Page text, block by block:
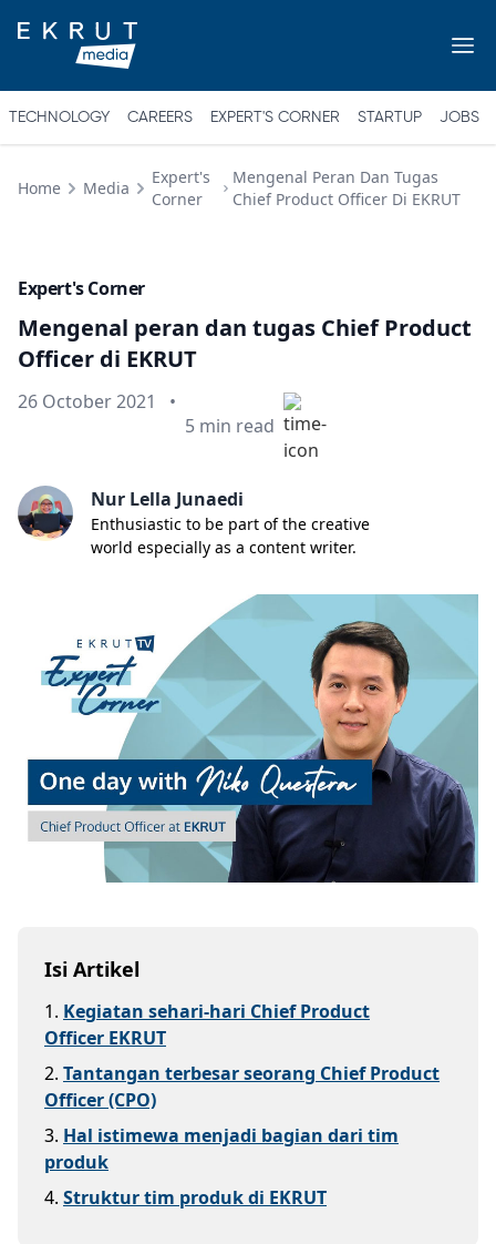
TECHNOLOGY CAREERS EXPERT'S CORNER STARTUP JOBS
Home Media
Expert's
Corner
Mengenal Peran Dan Tugas
Chief Product Officer Di EKRUT
Expert's Corner
Mengenal peran dan tugas Chief Product
Officer di EKRUT
Published on
26 October 2021
•
Min read
5 min read
Nur Lella Junaedi
Enthusiastic to be part of the creative
world especially as a content writer.
Isi Artikel
1. Kegiatan sehari-hari Chief Product
Officer EKRUT
2. Tantangan terbesar seorang Chief Product
Officer (CPO)
3. Hal istimewa menjadi bagian dari tim
produk
4. Struktur tim produk di EKRUT